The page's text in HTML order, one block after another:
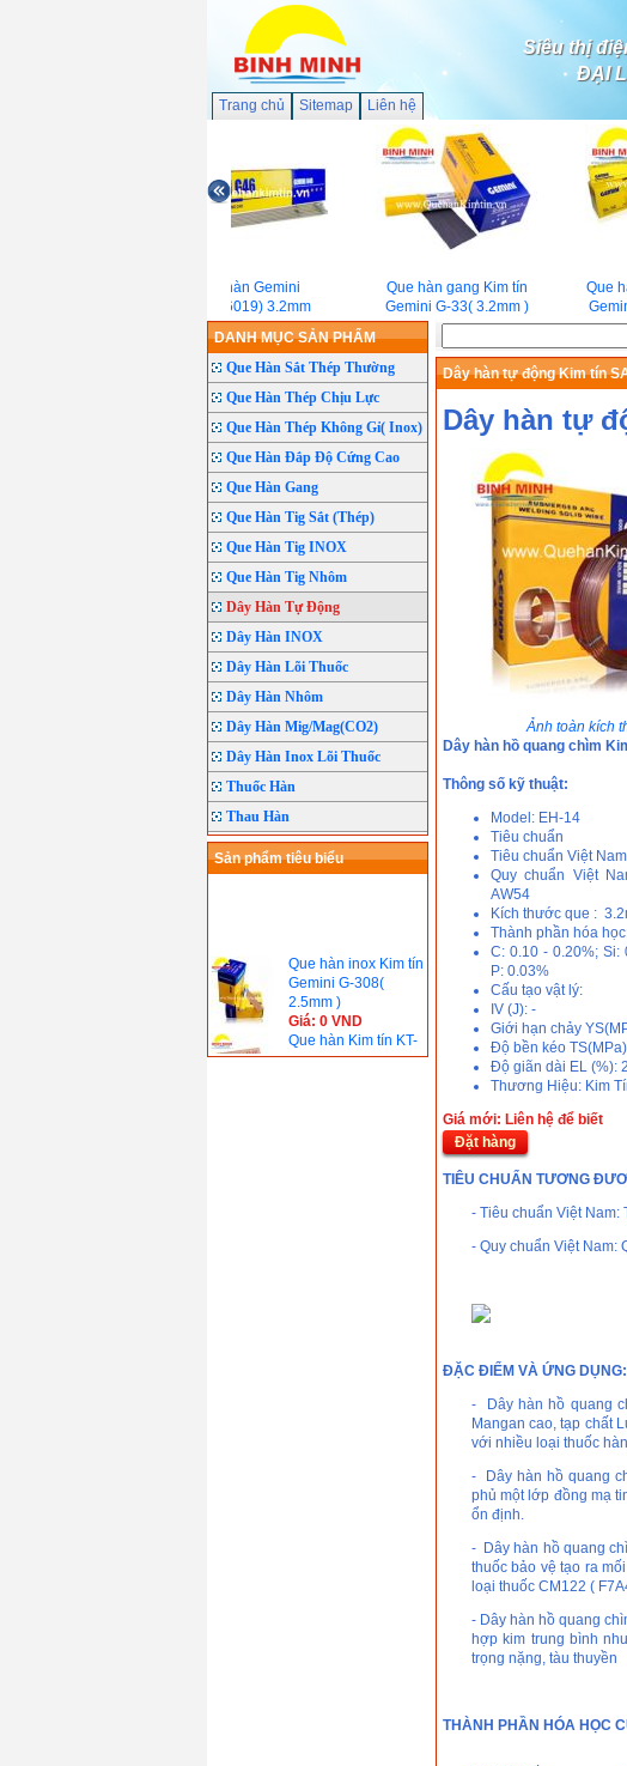
Siêu thị
ĐẠI
Trang chủ Sitemap Liên hệ
Que hàn Gemini
G46(E6019) 3.2mm
Que hàn gang Kim tín
Gemini G-33( 3.2mm )
Que
DANH MỤC SẢN PHẨM
Que Hàn Sắt Thép Thường
Que Hàn Thép Chịu Lực
Que Hàn Thép Không Gỉ( Inox)
Que Hàn Đắp Độ Cứng Cao
Que Hàn Gang
Que Hàn Tig Sắt (Thép)
Que Hàn Tig INOX
Que Hàn Tig Nhôm
Dây Hàn Tự Động
Dây Hàn INOX
Dây Hàn Lõi Thuốc
Dây Hàn Nhôm
Dây Hàn Mig/Mag(CO2)
Dây Hàn Inox Lõi Thuốc
Thuốc Hàn
Thau Hàn
Sản phẩm tiêu biểu
Gemini G-308(
2.5mm )
Giá: 0 VND
Que hàn Kim tín KT-
421( 2.5mm)
Dây hàn tự động Kim tín
Dây hàn tự
Ảnh toàn kích
Dây hàn hồ quang chìm
Thông số kỹ thuật:
Model: EH-14
Tiêu chuẩn
Tiêu chuẩn Việt
Quy chuẩn Việt
AW54
Kích thước que :
Thành phần hóa
C: 0.10 - 0.20%; Si:
P: 0.03%
Cấu tạo vật lý:
IV (J): -
Giới hạn chảy
Độ bền kéo
Độ giãn dài EL (%):
Thương Hiệu: Kim
Giá mới: Liên hệ để biết
Đặt hàng
TIÊU CHUẨN TƯƠNG
- Tiêu chuẩn Việt Nam:
- Quy chuẩn Việt Nam:
ĐẶC ĐIỂM VÀ ỨNG DỤNG:
- Dây hàn hồ quang
Mangan cao, tạp chất
với nhiều loại thuốc
- Dây hàn hồ quang
phủ một lớp đồng mạ
ổn định.
- Dây hàn hồ quang
thuốc bảo vệ tạo ra
loại thuốc CM122 (
- Dây hàn hồ quang
hợp kim trung bình
trọng nặng, tàu thuyền
THÀNH PHẦN HÓA HỌC